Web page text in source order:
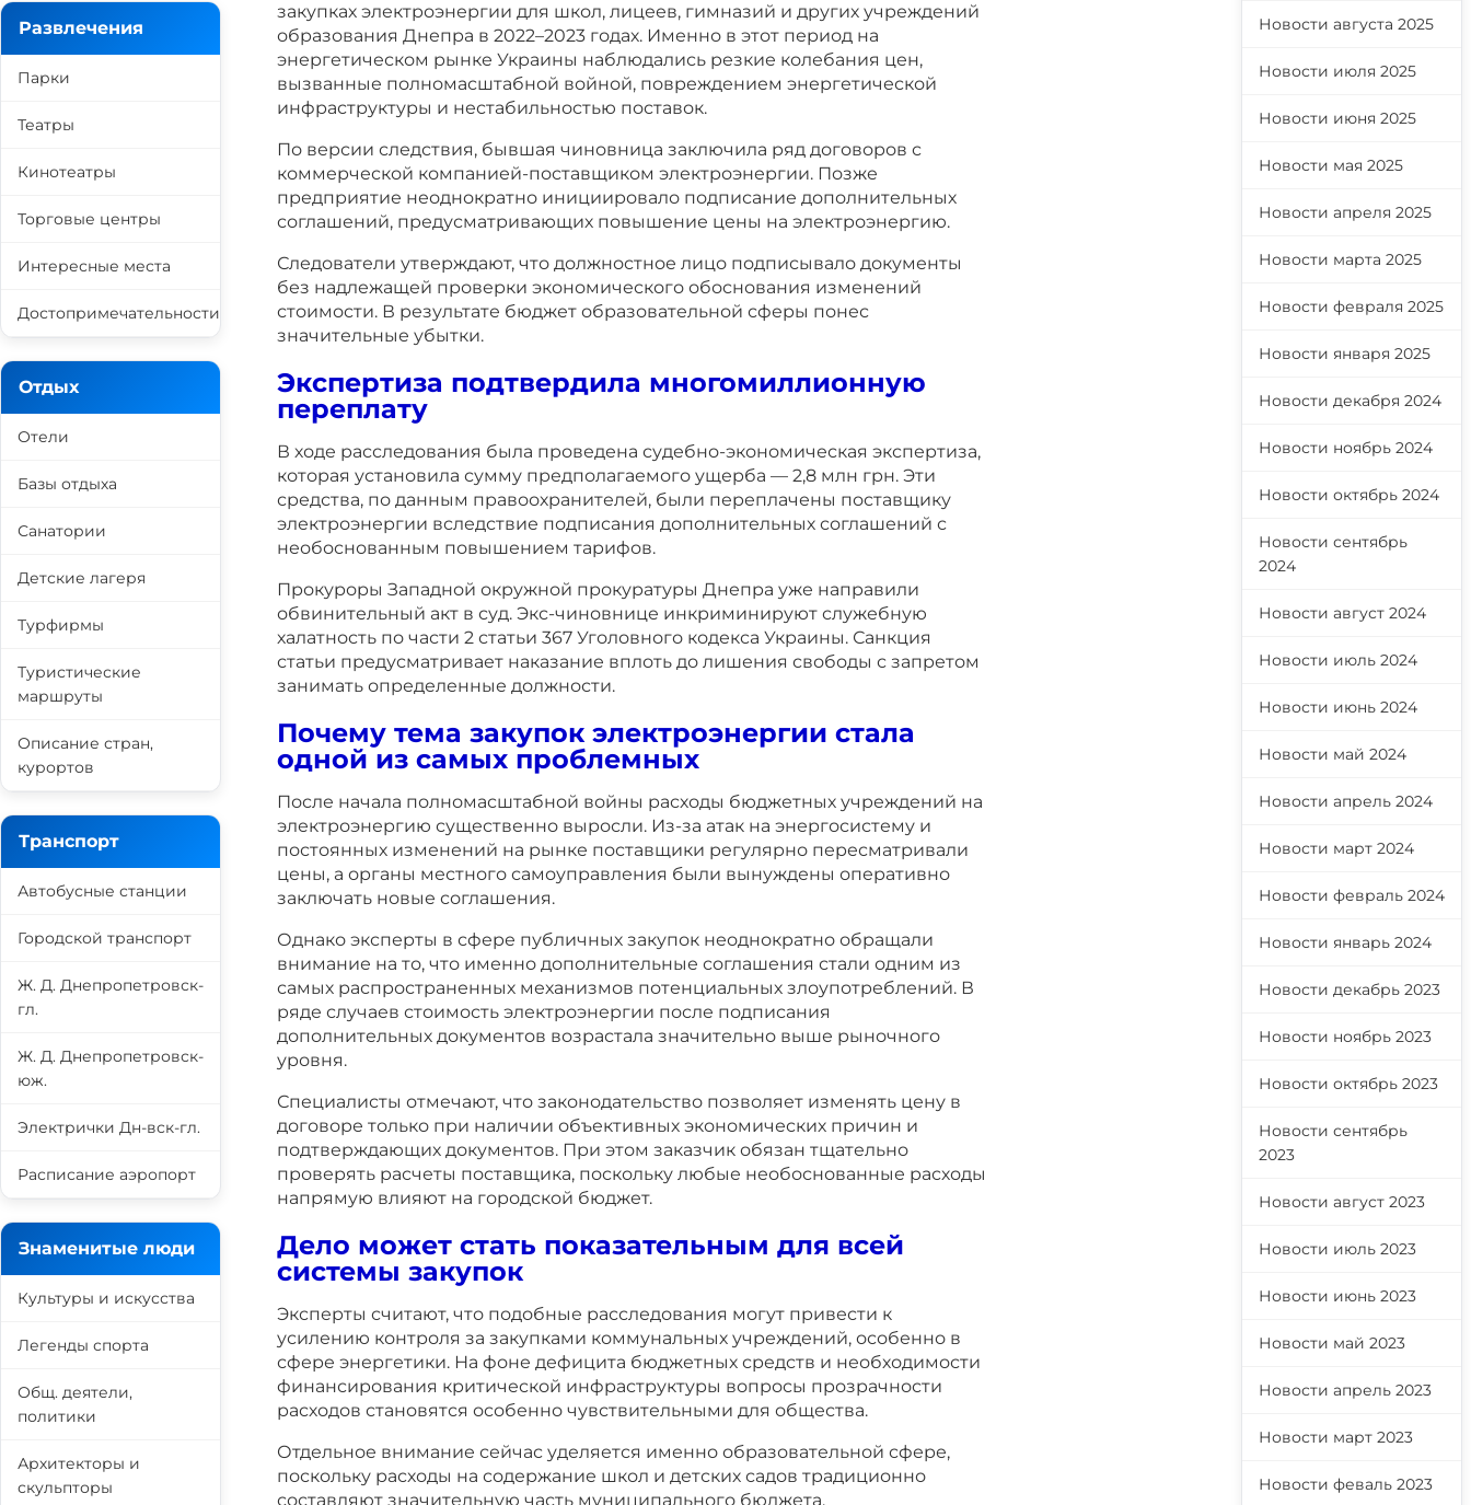
закупках электроэнергии для школ, лицеев, гимназий и других учреждений
образования Днепра в 2022–2023 годах. Именно в этот период на
энергетическом рынке Украины наблюдались резкие колебания цен,
вызванные полномасштабной войной, повреждением энергетической
инфраструктуры и нестабильностью поставок.
По версии следствия, бывшая чиновница заключила ряд договоров с
коммерческой компанией-поставщиком электроэнергии. Позже
предприятие неоднократно инициировало подписание дополнительных
соглашений, предусматривающих повышение цены на электроэнергию.
Следователи утверждают, что должностное лицо подписывало документы
без надлежащей проверки экономического обоснования изменений
стоимости. В результате бюджет образовательной сферы понес
значительные убытки.
Экспертиза подтвердила многомиллионную
переплату
В ходе расследования была проведена судебно-экономическая экспертиза,
которая установила сумму предполагаемого ущерба — 2,8 млн грн. Эти
средства, по данным правоохранителей, были переплачены поставщику
электроэнергии вследствие подписания дополнительных соглашений с
необоснованным повышением тарифов.
Прокуроры Западной окружной прокуратуры Днепра уже направили
обвинительный акт в суд. Экс-чиновнице инкриминируют служебную
халатность по части 2 статьи 367 Уголовного кодекса Украины. Санкция
статьи предусматривает наказание вплоть до лишения свободы с запретом
занимать определенные должности.
Почему тема закупок электроэнергии стала
одной из самых проблемных
После начала полномасштабной войны расходы бюджетных учреждений на
электроэнергию существенно выросли. Из-за атак на энергосистему и
постоянных изменений на рынке поставщики регулярно пересматривали
цены, а органы местного самоуправления были вынуждены оперативно
заключать новые соглашения.
Однако эксперты в сфере публичных закупок неоднократно обращали
внимание на то, что именно дополнительные соглашения стали одним из
самых распространенных механизмов потенциальных злоупотреблений. В
ряде случаев стоимость электроэнергии после подписания
дополнительных документов возрастала значительно выше рыночного
уровня.
Специалисты отмечают, что законодательство позволяет изменять цену в
договоре только при наличии объективных экономических причин и
подтверждающих документов. При этом заказчик обязан тщательно
проверять расчеты поставщика, поскольку любые необоснованные расходы
напрямую влияют на городской бюджет.
Дело может стать показательным для всей
системы закупок
Эксперты считают, что подобные расследования могут привести к
усилению контроля за закупками коммунальных учреждений, особенно в
сфере энергетики. На фоне дефицита бюджетных средств и необходимости
финансирования критической инфраструктуры вопросы прозрачности
расходов становятся особенно чувствительными для общества.
Отдельное внимание сейчас уделяется именно образовательной сфере,
поскольку расходы на содержание школ и детских садов традиционно
составляют значительную часть муниципального бюджета.
Развлечения
Парки
Театры
Кинотеатры
Торговые центры
Интересные места
Достопримечательности
Отдых
Отели
Базы отдыха
Санатории
Детские лагеря
Турфирмы
Туристические
маршруты
Описание стран,
курортов
Транспорт
Автобусные станции
Городской транспорт
Ж. Д. Днепропетровск-
гл.
Ж. Д. Днепропетровск-
юж.
Электрички Дн-вск-гл.
Расписание аэропорт
Знаменитые люди
Культуры и искусства
Легенды спорта
Общ. деятели,
политики
Архитекторы и
скульпторы
Новости августа 2025
Новости июля 2025
Новости июня 2025
Новости мая 2025
Новости апреля 2025
Новости марта 2025
Новости февраля 2025
Новости января 2025
Новости декабря 2024
Новости ноябрь 2024
Новости октябрь 2024
Новости сентябрь
2024
Новости август 2024
Новости июль 2024
Новости июнь 2024
Новости май 2024
Новости апрель 2024
Новости март 2024
Новости февраль 2024
Новости январь 2024
Новости декабрь 2023
Новости ноябрь 2023
Новости октябрь 2023
Новости сентябрь
2023
Новости август 2023
Новости июль 2023
Новости июнь 2023
Новости май 2023
Новости апрель 2023
Новости март 2023
Новости феваль 2023